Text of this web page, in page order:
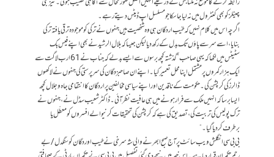
چینلز کو بھی کنٹرول میں نہ لیا جاسکا جو مسلسل اپ ڈیٹس دیتے رہے۔
اگرچہ اس میں کلام نہیں کہ طیّب اردگان ہی وہ شخصیت ہیں جنہوں نے ترکی کو موجودہ ترقی یافتہ ترکی
بنایا، اسے سر سے پاؤں تک بدل کے رکھ دیا لیکن جیسا کہ بلال الرشید نے بھی اپنے فیس بک
سٹیٹس میں لکھا کہ یہی صاحب ”گذشتہ کچھ برسوں سے ایسے بدلے کہ جناب نے 61 ارب لاگت سے
ایک ہزار کمروں پر مشتمل اپنا محل تعمیر کیا۔ اپنے ان صاحبزدگان کی سرپرستی کی جنہوں نے لاکھوں
ڈالرز کی کرپشن کی۔ حکومت کے ناقدین اور اپنے سیاسی مخالفین پر اردگان کاانتقامی جاہ وجلال کچھ
ایسا برسا کہ انہیں ملک سےفرار ہونے میں ہی عافیت نظر آئی۔ڈاکٹر شعیب سڈل نے، جنہوں نے
ترک پولیس کی تربیت کی، تصدیق کی ہے کہ کرپشن کی تحقیقات کرنیوالے افسروں کو معطّل یا
برطرف کردیا گیا۔“
بی بی سی انگلش ویب سائٹ پر آج صبح ابھرنے والی شہ سرخی نے طیب اوردگان کو سنگدل/بے